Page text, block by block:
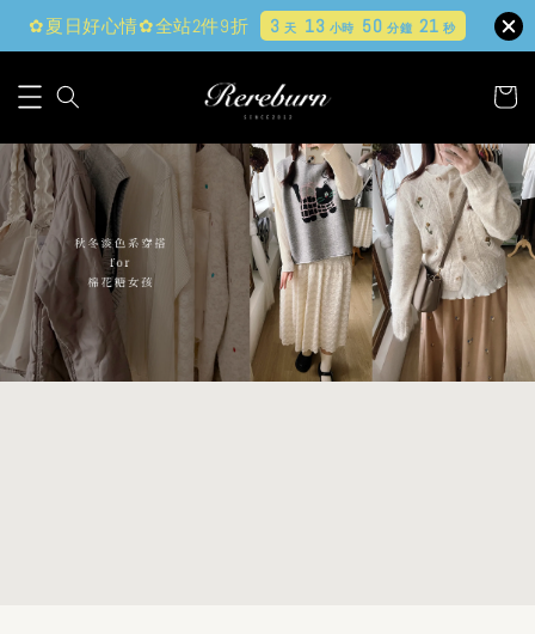
✿夏日好心情✿全站2件9折 3 天 13 小時 50 分鐘 19秒